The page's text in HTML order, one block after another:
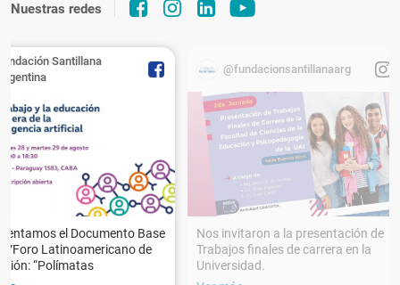
Nuestras redes
Santillana
el Documento Base
Latinoamericano de
“Polímatas
@fundacionsantillanaarg
Nos invitaron a la presentación de
Trabajos finales de carrera en la
Universidad.